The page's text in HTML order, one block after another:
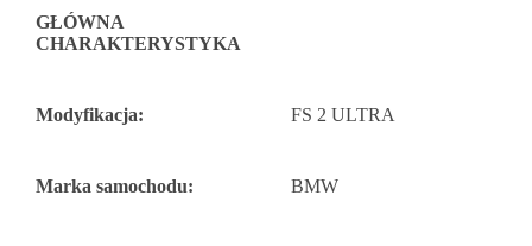
GŁÓWNA
CHARAKTERYSTYKA
Modyfikacja: FS 2 ULTRA
Marka samochodu: BMW